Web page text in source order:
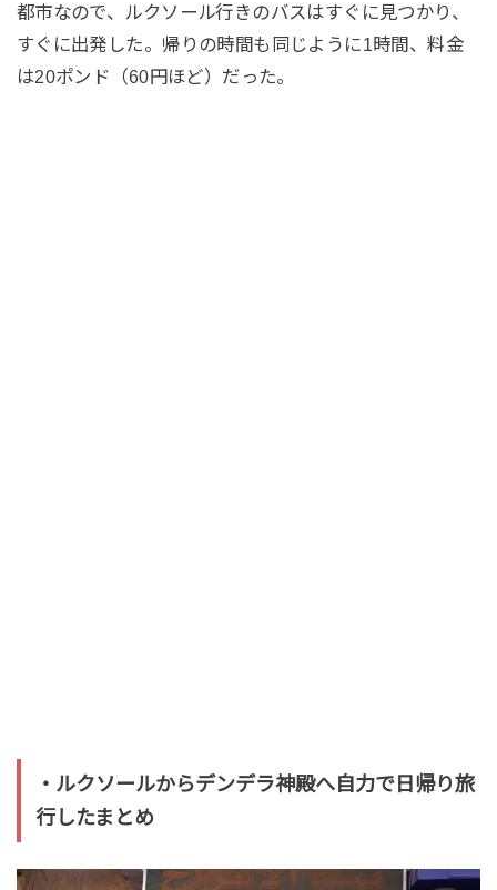
都市なので、ルクソール行きのバスはすぐに見つかり、
すぐに出発した。帰りの時間も同じように1時間、料金
は20ポンド（60円ほど）だった。
・ルクソールからデンデラ神殿へ自力で日帰り旅
行したまとめ